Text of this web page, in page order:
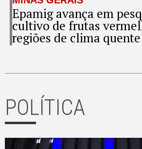
Epamig avança em
cultivo de frutas
regiões de clima quente
POLÍTICA